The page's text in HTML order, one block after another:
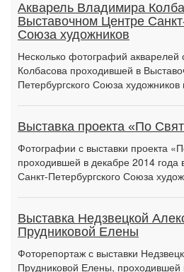
Акварель Владимира
Выставочном Центре
Союза художников
Несколько фотографий
Колбасова проходившей в
Петербургского Союза
Выставка проекта «По
Фотографии с выставки проекта
проходившей в декабре 2014 года
Санкт-Петербургского Союза
Выставка Недзвецкой
Прудниковой Елены
Фоторепортаж с выставки
Прудниковой Елены, проходившей